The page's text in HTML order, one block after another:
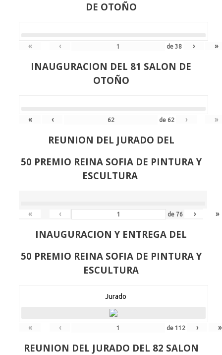
DE OTOÑO
« ‹ de38 › »
INAUGURACION DEL 81 SALON DE
OTOÑO
« ‹ de 62 › »
REUNION DEL JURADO DEL
50 PREMIO REINA SOFIA DE PINTURA Y
ESCULTURA
« ‹ de 76 › »
INAUGURACION Y ENTREGA DEL
50 PREMIO REINA SOFIA DE PINTURA Y
ESCULTURA
Jurado
« ‹ de112 › »
REUNION DEL JURADO DEL 82 SALON